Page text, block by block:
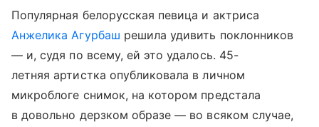
Популярная белорусская певица и актриса
Анжелика Агурбаш решила удивить поклонников
— и, судя по всему, ей это удалось. 45-
летняя артистка опубликовала в личном
микроблоге снимок, на котором предстала
в довольно дерзком образе — во всяком случае,